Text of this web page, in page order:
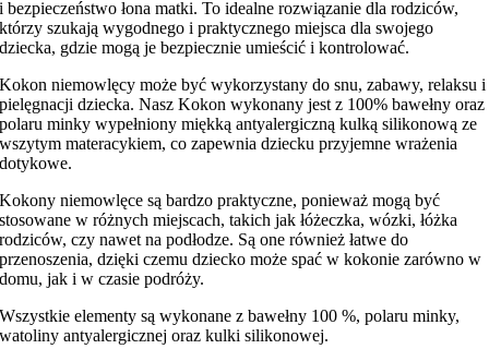
i bezpieczeństwo łona matki. To idealne rozwiązanie dla rodziców,
którzy szukają wygodnego i praktycznego miejsca dla swojego
dziecka, gdzie mogą je bezpiecznie umieścić i kontrolować.
Kokon niemowlęcy może być wykorzystany do snu, zabawy, relaksu i
pielęgnacji dziecka. Nasz Kokon wykonany jest z 100% bawełny oraz
polaru minky wypełniony miękką antyalergiczną kulką silikonową ze
wszytym materacykiem, co zapewnia dziecku przyjemne wrażenia
dotykowe.
Kokony niemowlęce są bardzo praktyczne, ponieważ mogą być
stosowane w różnych miejscach, takich jak łóżeczka, wózki, łóżka
rodziców, czy nawet na podłodze. Są one również łatwe do
przenoszenia, dzięki czemu dziecko może spać w kokonie zarówno w
domu, jak i w czasie podróży.
Wszystkie elementy są wykonane z bawełny 100 %, polaru minky,
watoliny antyalergicznej oraz kulki silikonowej.